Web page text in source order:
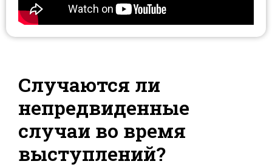
Случаются ли
непредвиденные
случаи во время
выступлений?